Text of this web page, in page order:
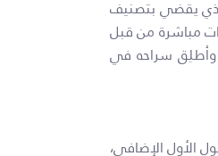
الذي يقضي بتصنيف
مباشرة من قبل
حيث تم استدعاء المحامي خالد قُزمار مدير الحركة العالمية للدفاع عن الطفل، من قِبل المخابرات الإسرائيلية يوم الأحد الموافق 21/8 وأطلِق سراحه في
الأول الإضافي،